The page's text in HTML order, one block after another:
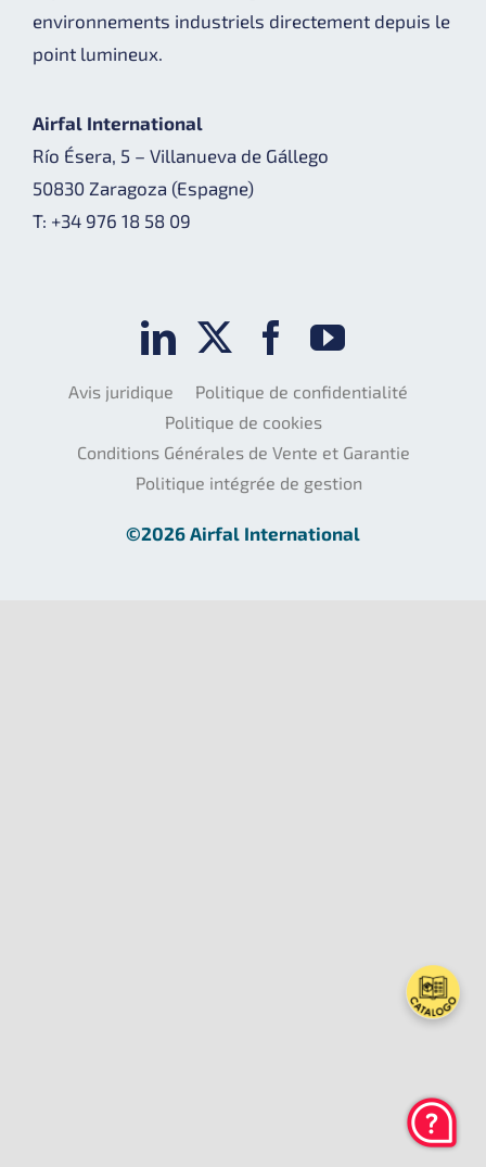
environnements industriels directement depuis le
point lumineux.
Airfal International
Río Ésera, 5 – Villanueva de Gállego
50830 Zaragoza (Espagne)
T: +34 976 18 58 09
Avis juridique
Politique de confidentialité
Politique de cookies
Conditions Générales de Vente et Garantie
Politique intégrée de gestion
©2026 Airfal International